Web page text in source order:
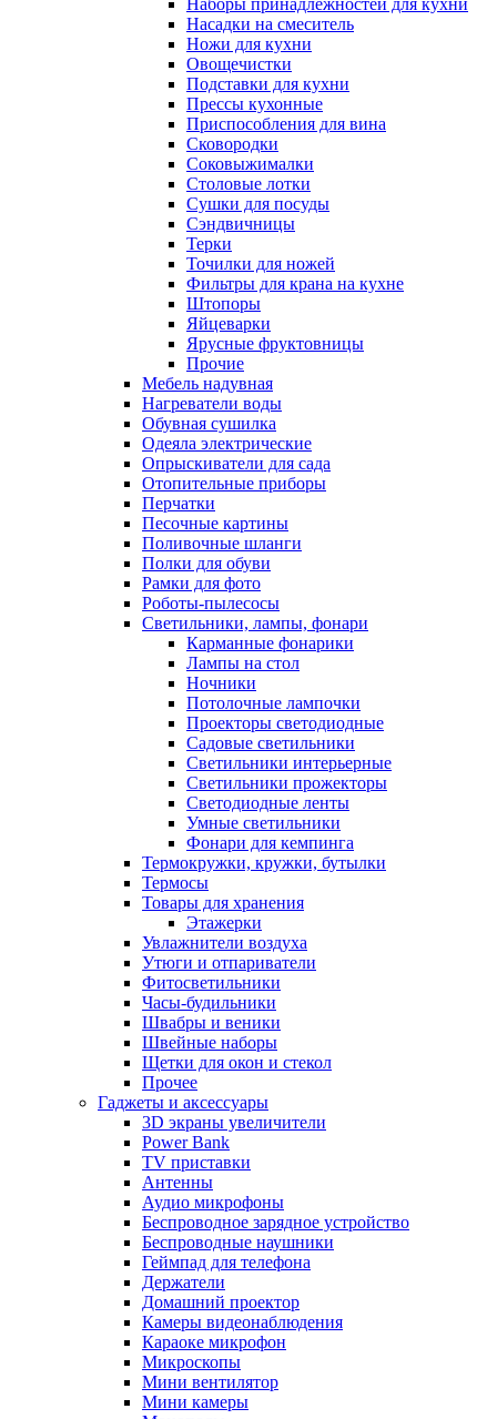
Наборы принадлежностей для кухни
Насадки на смеситель
Ножи для кухни
Овощечистки
Подставки для кухни
Прессы кухонные
Приспособления для вина
Сковородки
Соковыжималки
Столовые лотки
Сушки для посуды
Сэндвичницы
Терки
Точилки для ножей
Фильтры для крана на кухне
Штопоры
Яйцеварки
Ярусные фруктовницы
Прочие
Мебель надувная
Нагреватели воды
Обувная сушилка
Одеяла электрические
Опрыскиватели для сада
Отопительные приборы
Перчатки
Песочные картины
Поливочные шланги
Полки для обуви
Рамки для фото
Роботы-пылесосы
Светильники, лампы, фонари
Карманные фонарики
Лампы на стол
Ночники
Потолочные лампочки
Проекторы светодиодные
Садовые светильники
Светильники интерьерные
Светильники прожекторы
Светодиодные ленты
Умные светильники
Фонари для кемпинга
Термокружки, кружки, бутылки
Термосы
Товары для хранения
Этажерки
Увлажнители воздуха
Утюги и отпариватели
Фитосветильники
Часы-будильники
Швабры и веники
Швейные наборы
Щетки для окон и стекол
Прочее
Гаджеты и аксессуары
3D экраны увеличители
Power Bank
TV приставки
Антенны
Аудио микрофоны
Беспроводное зарядное устройство
Беспроводные наушники
Геймпад для телефона
Держатели
Домашний проектор
Камеры видеонаблюдения
Караоке микрофон
Микроскопы
Мини вентилятор
Мини камеры